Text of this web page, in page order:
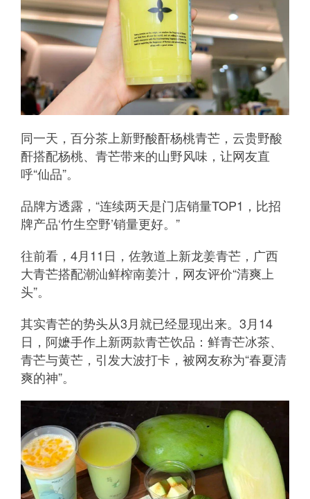
同一天，百分茶上新野酸酐杨桃青芒，云贵野酸
酐搭配杨桃、青芒带来的山野风味，让网友直
呼“仙品”。
品牌方透露，“连续两天是门店销量TOP1，比招
牌产品‘竹生空野’销量更好。”
往前看，4月11日，佐敦道上新龙姜青芒，广西
大青芒搭配潮汕鲜榨南姜汁，网友评价“清爽上
头”。
其实青芒的势头从3月就已经显现出来。3月14
日，阿嬷手作上新两款青芒饮品：鲜青芒冰茶、
青芒与黄芒，引发大波打卡，被网友称为“春夏清
爽的神”。